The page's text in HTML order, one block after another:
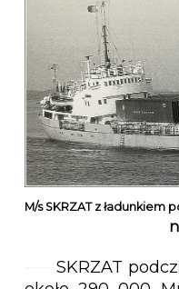
M/s SKRZAT z ładunkiem
SKRZAT